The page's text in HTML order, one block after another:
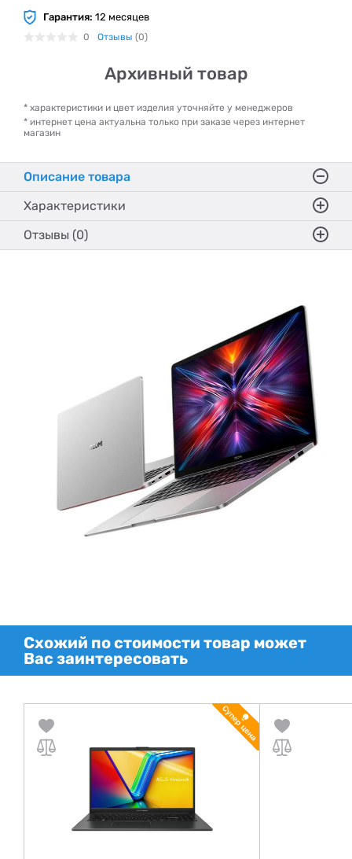
Гарантия: 12 месяцев
0 Отзывы (0)
Архивный товар
* характеристики и цвет изделия уточняйте у менеджеров
* интернет цена актуальна только при заказе через интернет
магазин
Описание товара
Характеристики
Отзывы (0)
Схожий по стоимости товар может
Вас заинтересовать